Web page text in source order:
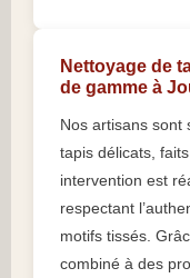
Nettoyage de
de gamme à
Nos artisans sont
tapis délicats,
intervention est
respectant
motifs tissés.
combiné à des